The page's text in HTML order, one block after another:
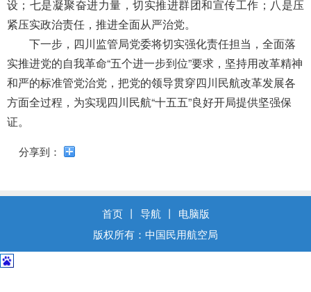
设；七是凝聚奋进力量，切实推进群团和宣传工作；八是压
紧压实政治责任，推进全面从严治党。
下一步，四川监管局党委将切实强化责任担当 ， 全面落
实推进党的自我革命“五个进一步到位”要求，坚持用改革精神
和严的标准管党治党，把党的领导贯穿四川民航改革发展各
方面全过程，为实现四川民航“十五五”良好开局提供坚强保
证。
分享到：
首页 丨 导航 丨
电脑版
版权所有：中国民用航空局
模
式